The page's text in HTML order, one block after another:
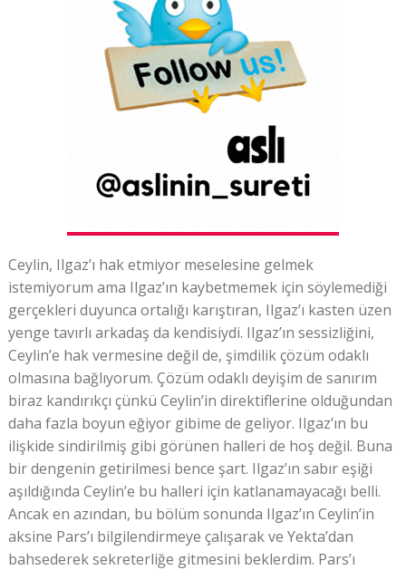
Ceylin, Ilgaz’ı hak etmiyor meselesine gelmek
istemiyorum ama Ilgaz’ın kaybetmemek için söylemediği
gerçekleri duyunca ortalığı karıştıran, Ilgaz’ı kasten üzen
yenge tavırlı arkadaş da kendisiydi. Ilgaz’ın sessizliğini,
Ceylin’e hak vermesine değil de, şimdilik çözüm odaklı
olmasına bağlıyorum. Çözüm odaklı deyişim de sanırım
biraz kandırıkçı çünkü Ceylin’in direktiflerine olduğundan
daha fazla boyun eğiyor gibime de geliyor. Ilgaz’ın bu
ilişkide sindirilmiş gibi görünen halleri de hoş değil. Buna
bir dengenin getirilmesi bence şart. Ilgaz’ın sabır eşiği
aşıldığında Ceylin’e bu halleri için katlanamayacağı belli.
Ancak en azından, bu bölüm sonunda Ilgaz’ın Ceylin’in
aksine Pars’ı bilgilendirmeye çalışarak ve Yekta’dan
bahsederek sekreterliğe gitmesini beklerdim. Pars’ı